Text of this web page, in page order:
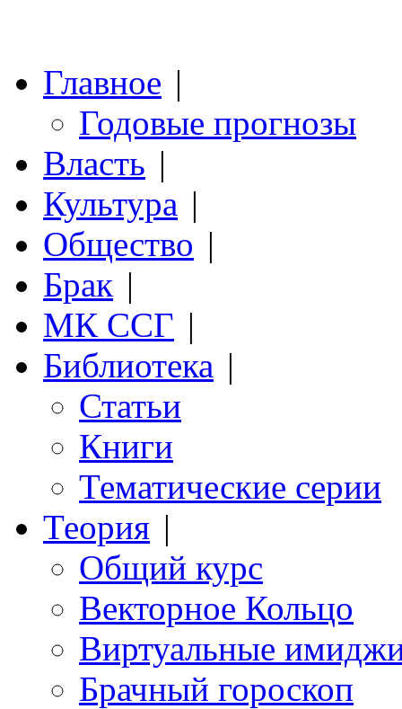
Главное |
Годовые прогнозы
Власть |
Культура |
Общество |
Брак |
МК ССГ |
Библиотека |
Статьи
Книги
Тематические серии
Теория |
Общий курс
Векторное Кольцо
Виртуальные
Брачный гороскоп